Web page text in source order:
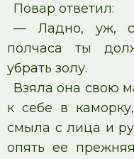
Повар ответил:
— Ладно, уж,
полчаса ты
убрать золу.
Взяла она свою
к себе в
смыла с лица и
опять ее